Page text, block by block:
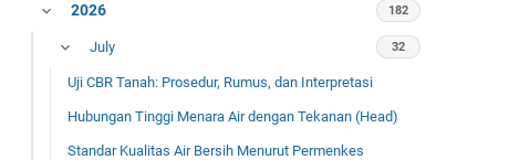
2026 182
July 32
Uji CBR Tanah: Prosedur, Rumus, dan Interpretasi
Hubungan Tinggi Menara Air dengan Tekanan (Head)
Standar Kualitas Air Bersih Menurut Permenkes